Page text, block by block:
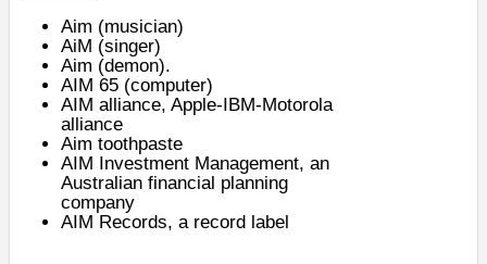
Aim (musician)
AiM (singer)
Aim (demon).
AIM 65 (computer)
AIM alliance, Apple-IBM-Motorola
alliance
Aim toothpaste
AIM Investment Management, an
Australian financial planning
company
AIM Records, a record label